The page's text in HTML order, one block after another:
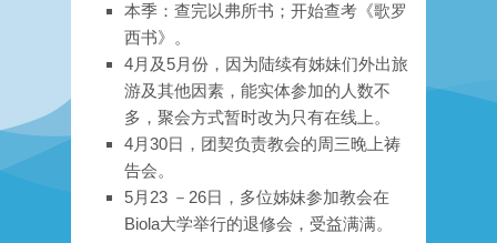
本季：查完以弗所书；开始查考《歌罗
西书》。
4月及5月份，因为陆续有姊妹们外出旅
游及其他因素，能实体参加的人数不
多，聚会方式暂时改为只有在线上。
4月30日，团契负责教会的周三晚上祷
告会。
5月23 －26日，多位姊妹参加教会在
Biola大学举行的退修会，受益满满。